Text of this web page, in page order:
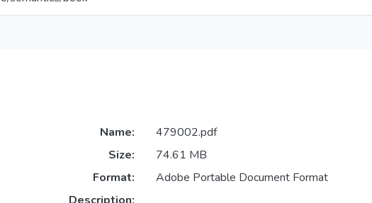
Name:
479002.pdf
Size:
74.61 MB
Format:
Adobe Portable Document Format